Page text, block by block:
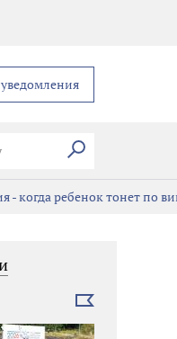
Искать
- когда ребенок тонет по
Выбрать